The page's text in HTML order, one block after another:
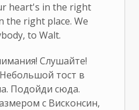
heart's in the right
the right place. We
to Walt.
Слушайте!
тост в
Подойди сюда.
с Висконсин,